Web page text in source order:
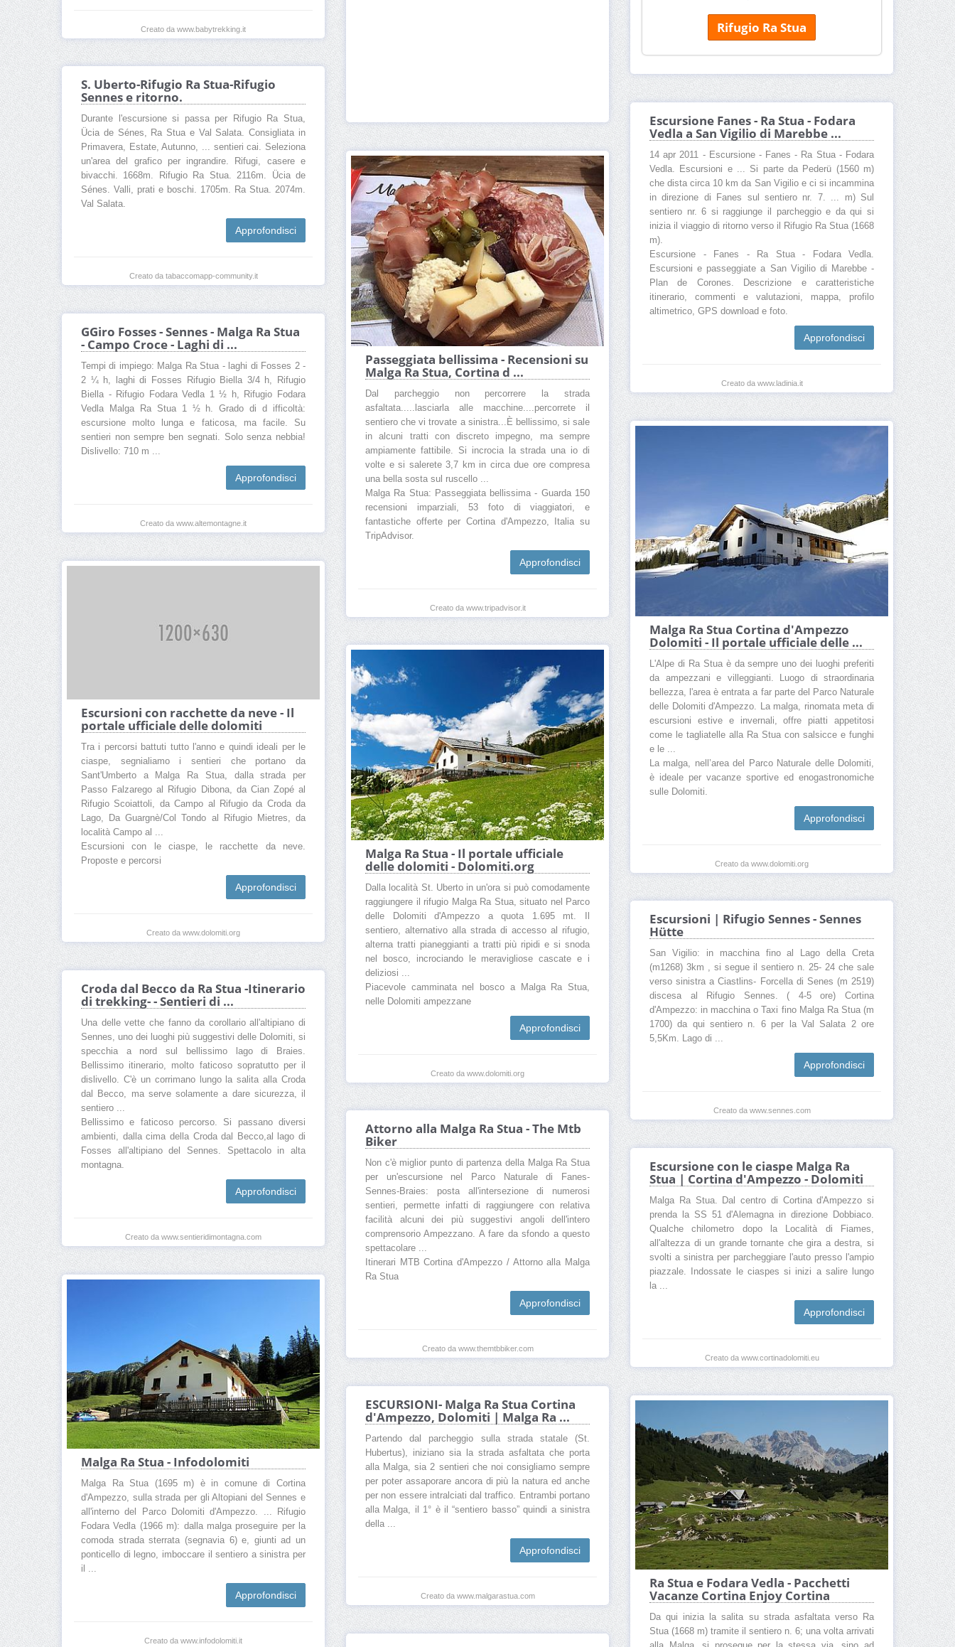
Creato da www.babytrekking.it Rifugio Ra Stua
S. Uberto-Rifugio Ra Stua-Rifugio
Sennes e ritorno.
Durante l'escursione si passa per Rifugio Ra Stua,
Ücia de Sénes, Ra Stua e Val Salata. Consigliata in
Primavera, Estate, Autunno, ... sentieri cai. Seleziona
un'area del grafico per ingrandire. Rifugi, casere e
bivacchi. 1668m. Rifugio Ra Stua. 2116m. Ücia de
Sénes. Valli, prati e boschi. 1705m. Ra Stua. 2074m.
Val Salata.
Approfondisci
Creato da tabaccomapp-community.it
Escursione Fanes - Ra Stua - Fodara
Vedla a San Vigilio di Marebbe ...
14 apr 2011 - Escursione - Fanes - Ra Stua - Fodara
Vedla. Escursioni e ... Si parte da Pederü (1560 m)
che dista circa 10 km da San Vigilio e ci si incammina
in direzione di Fanes sul sentiero nr. 7. ... m) Sul
sentiero nr. 6 si raggiunge il parcheggio e da qui si
inizia il viaggio di ritorno verso il Rifugio Ra Stua (1668
m).
Escursione - Fanes - Ra Stua - Fodara Vedla.
Escursioni e passeggiate a San Vigilio di Marebbe -
Plan de Corones. Descrizione e caratteristiche
itinerario, commenti e valutazioni, mappa, profilo
altimetrico, GPS download e foto.
Approfondisci
Creato da www.ladinia.it
Passeggiata bellissima - Recensioni su
Malga Ra Stua, Cortina d ...
Dal parcheggio non percorrere la strada
asfaltata.....lasciarla alle macchine....percorrete il
sentiero che vi trovate a sinistra...È bellissimo, si sale
in alcuni tratti con discreto impegno, ma sempre
ampiamente fattibile. Si incrocia la strada una io di
volte e si salerete 3,7 km in circa due ore compresa
una bella sosta sul ruscello ...
Malga Ra Stua: Passeggiata bellissima - Guarda 150
recensioni imparziali, 53 foto di viaggiatori, e
fantastiche offerte per Cortina d'Ampezzo, Italia su
TripAdvisor.
Approfondisci
Creato da www.tripadvisor.it
GGiro Fosses - Sennes - Malga Ra Stua
- Campo Croce - Laghi di ...
Tempi di impiego: Malga Ra Stua - laghi di Fosses 2 -
2 ¼ h, laghi di Fosses Rifugio Biella 3/4 h, Rifugio
Biella - Rifugio Fodara Vedla 1 ½ h, Rifugio Fodara
Vedla Malga Ra Stua 1 ½ h. Grado di d ifficoltà:
escursione molto lunga e faticosa, ma facile. Su
sentieri non sempre ben segnati. Solo senza nebbia!
Dislivello: 710 m ...
Approfondisci
Creato da www.altemontagne.it
Malga Ra Stua Cortina d'Ampezzo
Dolomiti - Il portale ufficiale delle ...
L'Alpe di Ra Stua è da sempre uno dei luoghi preferiti
da ampezzani e villeggianti. Luogo di straordinaria
bellezza, l'area è entrata a far parte del Parco Naturale
delle Dolomiti d'Ampezzo. La malga, rinomata meta di
escursioni estive e invernali, offre piatti appetitosi
come le tagliatelle alla Ra Stua con salsicce e funghi
e le ...
La malga, nell’area del Parco Naturale delle Dolomiti,
è ideale per vacanze sportive ed enogastronomiche
sulle Dolomiti.
Approfondisci
Creato da www.dolomiti.org
Escursioni con racchette da neve - Il
portale ufficiale delle dolomiti
Tra i percorsi battuti tutto l'anno e quindi ideali per le
ciaspe, segnialiamo i sentieri che portano da
Sant'Umberto a Malga Ra Stua, dalla strada per
Passo Falzarego al Rifugio Dibona, da Cian Zopé al
Rifugio Scoiattoli, da Campo al Rifugio da Croda da
Lago, Da Guargnè/Col Tondo al Rifugio Mietres, da
località Campo al ...
Escursioni con le ciaspe, le racchette da neve.
Proposte e percorsi
Approfondisci
Creato da www.dolomiti.org
Malga Ra Stua - Il portale ufficiale
delle dolomiti - Dolomiti.org
Dalla località St. Uberto in un'ora si può comodamente
raggiungere il rifugio Malga Ra Stua, situato nel Parco
delle Dolomiti d'Ampezzo a quota 1.695 mt. Il
sentiero, alternativo alla strada di accesso al rifugio,
alterna tratti pianeggianti a tratti più ripidi e si snoda
nel bosco, incrociando le meravigliose cascate e i
deliziosi ...
Piacevole camminata nel bosco a Malga Ra Stua,
nelle Dolomiti ampezzane
Approfondisci
Creato da www.dolomiti.org
Escursioni | Rifugio Sennes - Sennes
Hütte
San Vigilio: in macchina fino al Lago della Creta
(m1268) 3km , si segue il sentiero n. 25- 24 che sale
verso sinistra a Ciastlins- Forcella di Senes (m 2519)
discesa al Rifugio Sennes. ( 4-5 ore) Cortina
d'Ampezzo: in macchina o Taxi fino Malga Ra Stua (m
1700) da qui sentiero n. 6 per la Val Salata 2 ore
5,5Km. Lago di ...
Approfondisci
Creato da www.sennes.com
Croda dal Becco da Ra Stua -Itinerario
di trekking- - Sentieri di ...
Una delle vette che fanno da corollario all'altipiano di
Sennes, uno dei luoghi più suggestivi delle Dolomiti, si
specchia a nord sul bellissimo lago di Braies.
Bellissimo itinerario, molto faticoso sopratutto per il
dislivello. C'è un corrimano lungo la salita alla Croda
dal Becco, ma serve solamente a dare sicurezza, il
sentiero ...
Bellissimo e faticoso percorso. Si passano diversi
ambienti, dalla cima della Croda dal Becco,al lago di
Fosses all'altipiano del Sennes. Spettacolo in alta
montagna.
Approfondisci
Creato da www.sentieridimontagna.com
Attorno alla Malga Ra Stua - The Mtb
Biker
Non c'è miglior punto di partenza della Malga Ra Stua
per un'escursione nel Parco Naturale di Fanes-
Sennes-Braies: posta all'intersezione di numerosi
sentieri, permette infatti di raggiungere con relativa
facilità alcuni dei più suggestivi angoli dell'intero
comprensorio Ampezzano. A fare da sfondo a questo
spettacolare ...
Itinerari MTB Cortina d'Ampezzo / Attorno alla Malga
Ra Stua
Approfondisci
Creato da www.themtbbiker.com
Escursione con le ciaspe Malga Ra
Stua | Cortina d'Ampezzo - Dolomiti
Malga Ra Stua. Dal centro di Cortina d'Ampezzo si
prenda la SS 51 d'Alemagna in direzione Dobbiaco.
Qualche chilometro dopo la Località di Fiames,
all'altezza di un grande tornante che gira a destra, si
svolti a sinistra per parcheggiare l'auto presso l'ampio
piazzale. Indossate le ciaspes si inizi a salire lungo
la ...
Approfondisci
Creato da www.cortinadolomiti.eu
Malga Ra Stua - Infodolomiti
Malga Ra Stua (1695 m) è in comune di Cortina
d'Ampezzo, sulla strada per gli Altopiani del Sennes e
all'interno del Parco Dolomiti d'Ampezzo. ... Rifugio
Fodara Vedla (1966 m): dalla malga proseguire per la
comoda strada sterrata (segnavia 6) e, giunti ad un
ponticello di legno, imboccare il sentiero a sinistra per
il ...
Approfondisci
Creato da www.infodolomiti.it
ESCURSIONI- Malga Ra Stua Cortina
d'Ampezzo, Dolomiti | Malga Ra ...
Partendo dal parcheggio sulla strada statale (St.
Hubertus), iniziano sia la strada asfaltata che porta
alla Malga, sia 2 sentieri che noi consigliamo sempre
per poter assaporare ancora di più la natura ed anche
per non essere intralciati dal traffico. Entrambi portano
alla Malga, il 1° è il “sentiero basso” quindi a sinistra
della ...
Approfondisci
Creato da www.malgarastua.com
Ra Stua e Fodara Vedla - Pacchetti
Vacanze Cortina Enjoy Cortina
Da qui inizia la salita su strada asfaltata verso Ra
Stua (1668 m) tramite il sentiero n. 6; una volta arrivati